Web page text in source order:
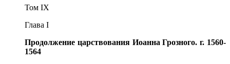
Том IX
Глава I
Продолжение царствования Иоанна Грозного. г. 1560-
1564